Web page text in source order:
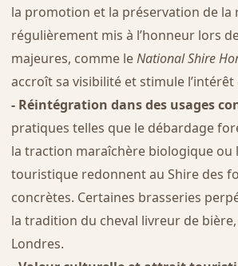
la promotion et la préservation de la
régulièrement mis à l’honneur lors
majeures, comme leNational Shire
accroît sa visibilité et stimule
- Réintégration dans des usages
pratiques telles que le débardage
la traction maraîchère biologique ou
touristique redonnent au Shire des
concrètes. Certaines brasseries
la tradition du cheval livreur de
Londres.